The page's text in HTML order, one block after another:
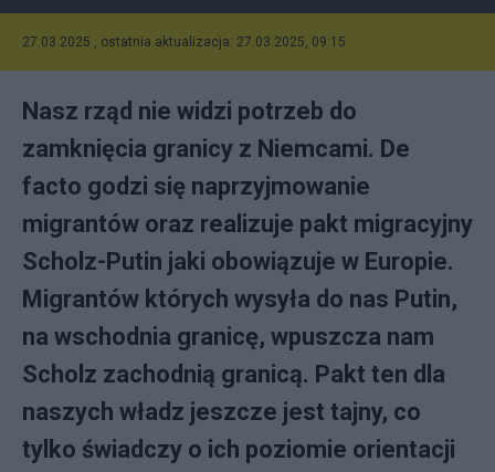
27.03.2025 , ostatnia aktualizacja: 27.03.2025, 09:15
Nasz rząd nie widzi potrzeb do
zamknięcia granicy z Niemcami. De
facto godzi się naprzyjmowanie
migrantów oraz realizuje pakt migracyjny
Scholz-Putin jaki obowiązuje w Europie.
Migrantów których wysyła do nas Putin,
na wschodnia granicę, wpuszcza nam
Scholz zachodnią granicą. Pakt ten dla
naszych władz jeszcze jest tajny, co
tylko świadczy o ich poziomie orientacji